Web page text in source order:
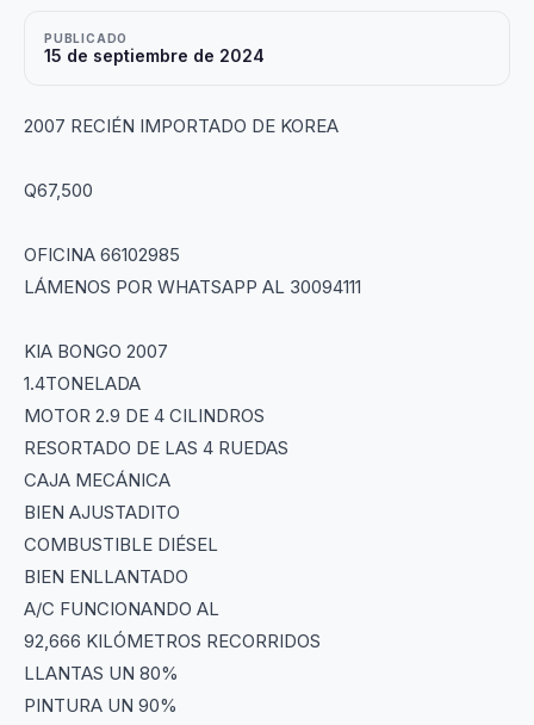
PUBLICADO
15 de septiembre de 2024
2007 RECIÉN IMPORTADO DE KOREA
Q67,500
OFICINA 66102985
LÁMENOS POR WHATSAPP AL 30094111
KIA BONGO 2007
1.4TONELADA
MOTOR 2.9 DE 4 CILINDROS
RESORTADO DE LAS 4 RUEDAS
CAJA MECÁNICA
BIEN AJUSTADITO
COMBUSTIBLE DIÉSEL
BIEN ENLLANTADO
A/C FUNCIONANDO AL
92,666 KILÓMETROS RECORRIDOS
LLANTAS UN 80%
PINTURA UN 90%